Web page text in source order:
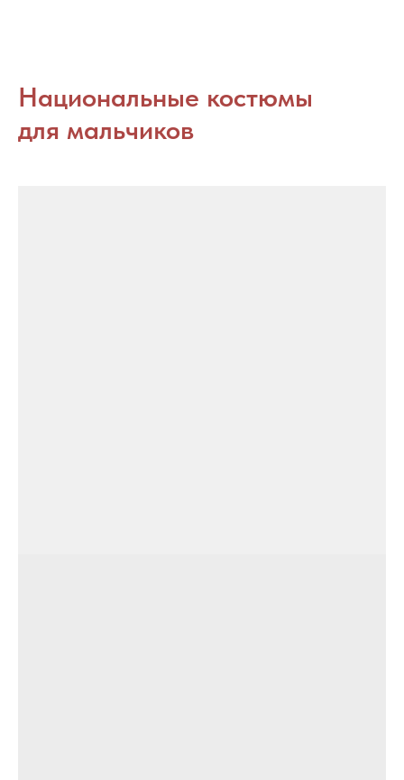
Национальные костюмы
для мальчиков